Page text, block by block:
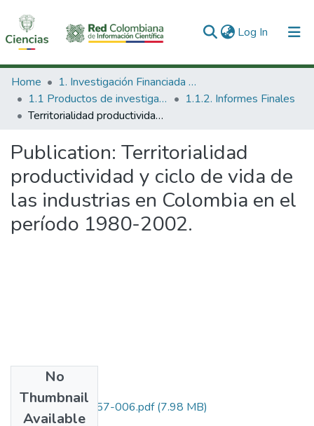
Log In (current)
Communities & Collections
All of DSpace
Home
1. Investigación Financiada con Recursos Públicos
1.1 Productos de investigación
1.1.2. Informes Finales
Territorialidad productividad y ciclo de vida de las industrias en Colombia en el período 1980-2002.
Publication: Territorialidad
productividad y ciclo de vida de
las industrias en Colombia en el
período 1980-2002.
No
Thumbnail
Available
1216-10-17657-006.pdf(7.98 MB)